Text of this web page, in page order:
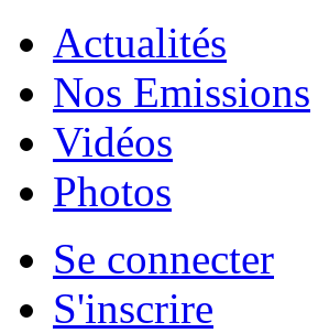
Actualités
Nos Emissions
Vidéos
Photos
Se connecter
S'inscrire